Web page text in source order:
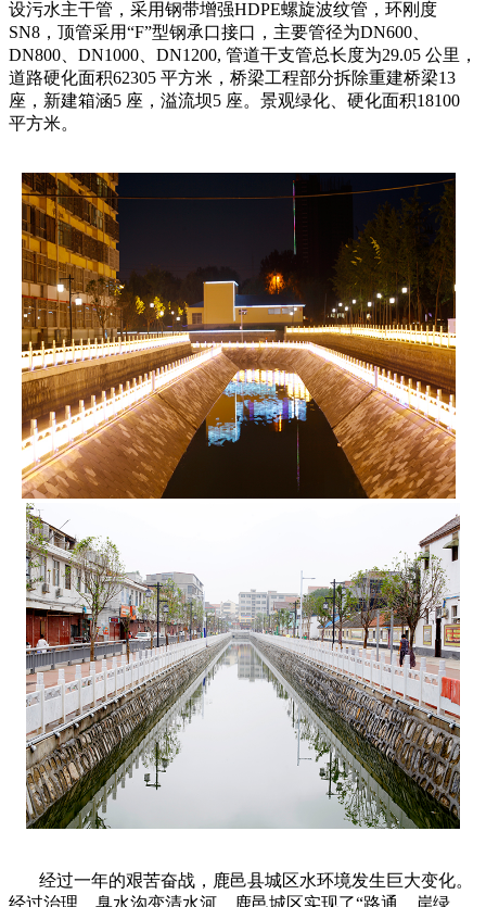
设污水主干管，采用钢带增强HDPE螺旋波纹管，环刚度
SN8，顶管采用“F”型钢承口接口，主要管径为DN600、
DN800、DN1000、DN1200, 管道干支管总长度为29.05 公里，
道路硬化面积62305 平方米，桥梁工程部分拆除重建桥梁13
座，新建箱涵5 座，溢流坝5 座。景观绿化、硬化面积18100
平方米。
经过一年的艰苦奋战，鹿邑县城区水环境发生巨大变化。
经过治理，臭水沟变清水河，鹿邑城区实现了“路通、岸绿、